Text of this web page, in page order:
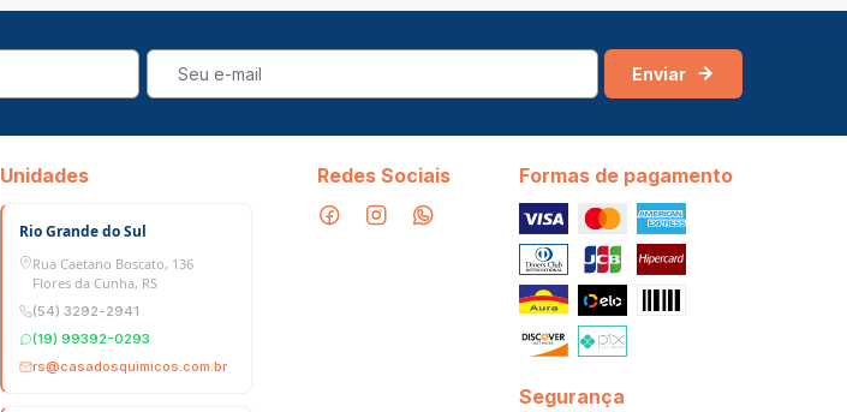
Enviar
Unidades
Rio Grande do Sul
Rua Caetano Boscato, 136
Flores da Cunha, RS
(54) 3292-2941
(19) 99392-0293
rs@casadosquimicos.com.br
Redes Sociais Formas de pagamento
Segurança